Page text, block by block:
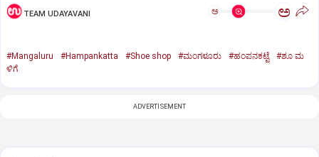
TEAM UDAYAVANI ಅ ಅ
#Mangaluru #Hampankatta #Shoe shop #ಮಂಗಳೂರು #ಹಂಪನಕಟ್ಟೆ
#ಶೂ ಮ
ಳಿಗೆ
ADVERTISEMENT